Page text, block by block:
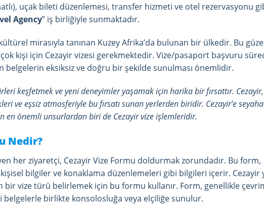
uçak bileti düzenlemesi, transfer hizmeti ve otel rezervasyonu
Agency” iş birliğiyle sunmaktadır.
mirasıyla tanınan Kuzey Afrika’da bulunan bir ülkedir. Bu
kişi için Cezayir vizesi gerekmektedir. Vize/pasaport başvuru
belgelerin eksiksiz ve doğru bir şekilde sunulması önemlidir.
keşfetmek ve yeni deneyimler yaşamak için harika bir fırsattır.
ve eşsiz atmosferiyle bu fırsatı sunan yerlerden biridir. Cezayir’e
en önemli unsurlardan biri de Cezayir vize işlemleridir.
Nedir?
her ziyaretçi, Cezayir Vize Formu doldurmak zorundadır. Bu form,
bilgiler ve konaklama düzenlemeleri gibi bilgileri içerir. Cezayir
bir vize türü belirlemek için bu formu kullanır. Form, genellikle
birlikte konsolosluğa veya elçiliğe sunulur.